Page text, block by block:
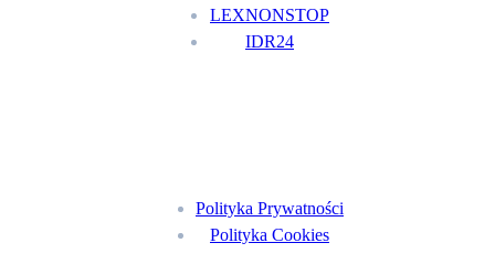
LEXNONSTOP
IDR24
Polityka Prywatności
Polityka Cookies